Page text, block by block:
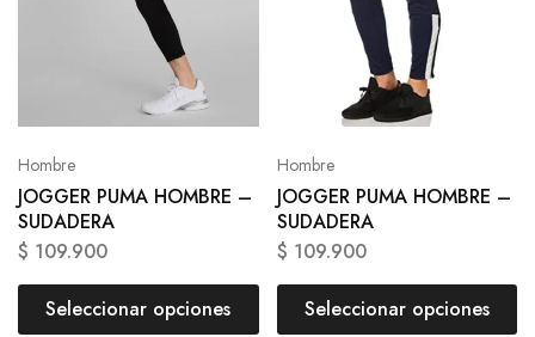
Hombre
JOGGER PUMA HOMBRE –
SUDADERA
$ 109.900
Seleccionar opciones
Hombre
JOGGER PUMA HOMBRE –
SUDADERA
$ 109.900
Seleccionar opciones